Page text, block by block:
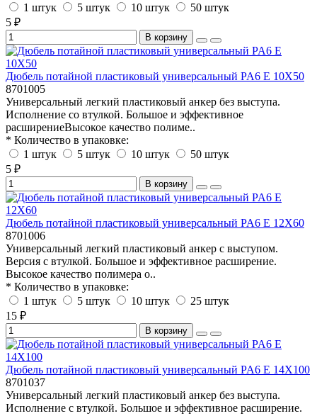
1 штук
5 штук 10 штук
50 штук
5 ₽
В корзину
Дюбель потайной пластиковый универсальный PA6 E 10X50
8701005
Универсальный легкий пластиковый анкер без выступа.
Исполнение со втулкой. Большое и эффективное
расширениеВысокое качество полиме..
* Количество в упаковке:
1 штук
5 штук 10 штук
50 штук
5 ₽
В корзину
Дюбель потайной пластиковый универсальный PA6 E 12X60
8701006
Универсальный легкий пластиковый анкер с выступом.
Версия с втулкой. Большое и эффективное расширение.
Высокое качество полимера о..
* Количество в упаковке:
1 штук
5 штук 10 штук
25 штук
15 ₽
В корзину
Дюбель потайной пластиковый универсальный PA6 E 14X100
8701037
Универсальный легкий пластиковый анкер без выступа.
Исполнение с втулкой. Большое и эффективное расширение.